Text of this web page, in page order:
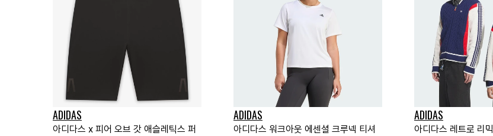
ADIDAS
아디다스 x 피어 오브 갓 애슬레틱스 퍼
ADIDAS
아디다스 워크아웃 에센셜 크루넥 티셔
ADIDAS
아디다스 레트로 리